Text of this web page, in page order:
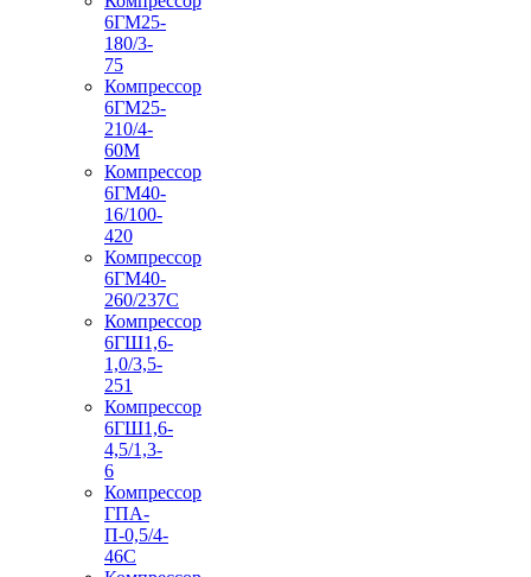
6ГМ25-
180/3-
75
Компрессор
6ГМ25-
210/4-
60М
Компрессор
6ГМ40-
16/100-
420
Компрессор
6ГМ40-
260/237C
Компрессор
6ГШ1,6-
1,0/3,5-
251
Компрессор
6ГШ1,6-
4,5/1,3-
6
Компрессор
ГПА-
П-0,5/4-
46С